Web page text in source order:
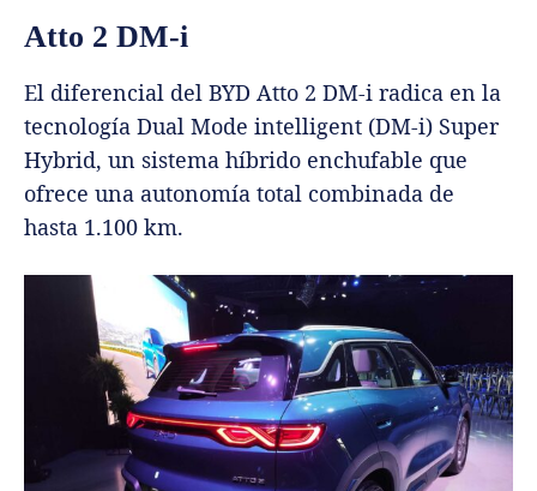
Atto 2 DM-i
El diferencial del BYD Atto 2 DM-i radica en la
tecnología Dual Mode intelligent (DM-i) Super
Hybrid, un sistema híbrido enchufable que
ofrece una autonomía total combinada de
hasta 1.100 km.